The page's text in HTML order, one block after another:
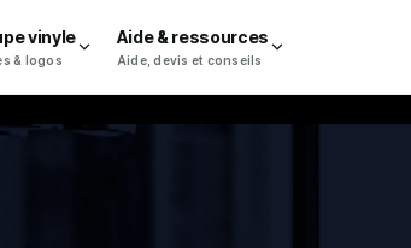
vinyle
& logos
Aide & ressources
Aide, devis et conseils